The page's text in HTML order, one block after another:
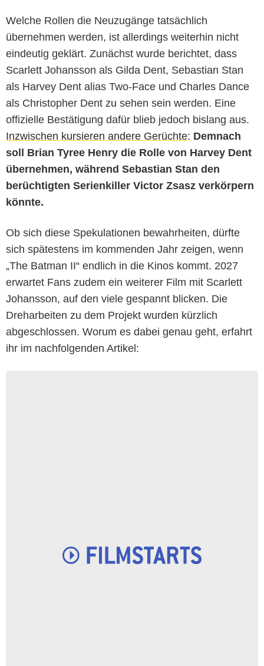
Welche Rollen die Neuzugänge tatsächlich
übernehmen werden, ist allerdings weiterhin nicht
eindeutig geklärt. Zunächst wurde berichtet, dass
Scarlett Johansson als Gilda Dent, Sebastian Stan
als Harvey Dent alias Two-Face und Charles Dance
als Christopher Dent zu sehen sein werden. Eine
offizielle Bestätigung dafür blieb jedoch bislang aus.
Inzwischen kursieren andere Gerüchte: Demnach
soll Brian Tyree Henry die Rolle von Harvey Dent
übernehmen, während Sebastian Stan den
berüchtigten Serienkiller Victor Zsasz verkörpern
könnte.
Ob sich diese Spekulationen bewahrheiten, dürfte
sich spätestens im kommenden Jahr zeigen, wenn
„The Batman II“ endlich in die Kinos kommt. 2027
erwartet Fans zudem ein weiterer Film mit Scarlett
Johansson, auf den viele gespannt blicken. Die
Dreharbeiten zu dem Projekt wurden kürzlich
abgeschlossen. Worum es dabei genau geht, erfahrt
ihr im nachfolgenden Artikel: